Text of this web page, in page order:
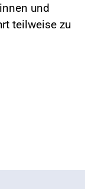
und
teilweise zu